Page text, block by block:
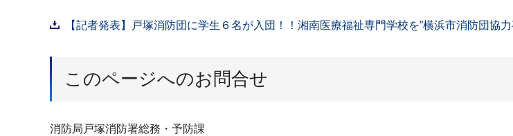
【記者発表】戸塚消防団に学生６名が入団！！湘南医療福祉専門学校を”横浜市消防団協
このページへのお問合せ
消防局戸塚消防署総務・予防課